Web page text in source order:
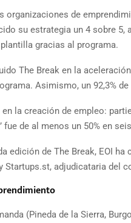
organizaciones de
su estrategia un 4 sobre
gracias al programa.
The Break en la
Asimismo, un 92,3%
la creación de empleo:
fue de al menos un 50% en
edición de The Break, EOI
Startups.st, adjudicataria del
(Pineda de la Sierra,